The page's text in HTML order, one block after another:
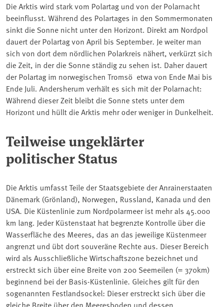
Die Arktis wird stark vom Polartag und von der Polarnacht
beeinflusst. Während des Polartages in den Sommermonaten
sinkt die Sonne nicht unter den Horizont. Direkt am Nordpol
dauert der Polartag von April bis September. Je weiter man
sich von dort dem nördlichen Polarkreis nähert, verkürzt sich
die Zeit, in der die Sonne ständig zu sehen ist. Daher dauert
der Polartag im norwegischen Tromsö etwa von Ende Mai bis
Ende Juli. Andersherum verhält es sich mit der Polarnacht:
Während dieser Zeit bleibt die Sonne stets unter dem
Horizont und hüllt die Arktis mehr oder weniger in Dunkelheit.
Teilweise ungeklärter
politischer Status
Die Arktis umfasst Teile der Staatsgebiete der Anrainerstaaten
Dänemark (Grönland), Norwegen, Russland, Kanada und den
USA. Die Küstenlinie zum Nordpolarmeer ist mehr als 45.000
km lang. Jeder Küstenstaat hat begrenzte Kontrolle über die
Wasserfläche des Meeres, das an das jeweilige Küstenmeer
angrenzt und übt dort souveräne Rechte aus. Dieser Bereich
wird als Ausschließliche Wirtschaftszone bezeichnet und
erstreckt sich über eine Breite von 200 Seemeilen (= 370km)
beginnend bei der Basis-Küstenlinie. Gleiches gilt für den
sogenannten Festlandsockel: Dieser erstreckt sich über die
gleiche Breite über den Meeresboden und dessen